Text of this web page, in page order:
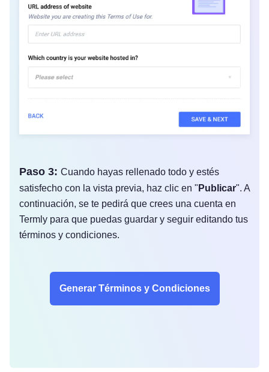
Paso 3: Cuando hayas rellenado todo y estés
satisfecho con la vista previa, haz clic en " Publicar". A
continuación, se te pedirá que crees una cuenta en
Termly para que puedas guardar y seguir editando tus
términos y condiciones.
Generar Términos y Condiciones